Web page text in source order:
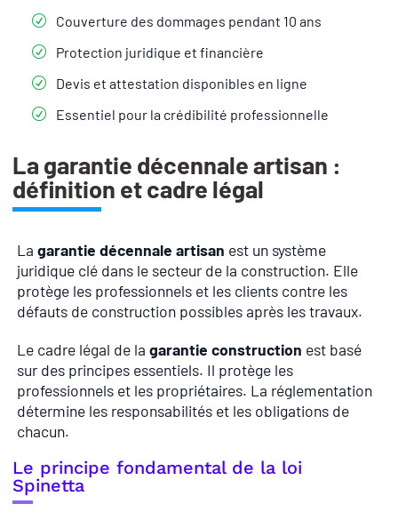
Couverture des dommages pendant 10 ans
Protection juridique et financière
Devis et attestation disponibles en ligne
Essentiel pour la crédibilité professionnelle
La garantie décennale artisan :
définition et cadre légal
La garantie décennale artisan est un système
juridique clé dans le secteur de la construction. Elle
protège les professionnels et les clients contre les
défauts de construction possibles après les travaux.
Le cadre légal de la garantie construction est basé
sur des principes essentiels. Il protège les
professionnels et les propriétaires. La réglementation
détermine les responsabilités et les obligations de
chacun.
Le principe fondamental de la loi
Spinetta